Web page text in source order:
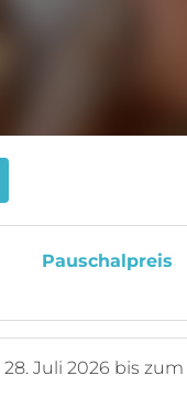
Pauschalpreis
28. Juli 2026 bis zum